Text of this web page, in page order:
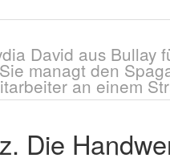
David aus Bullay
managt den
an einem
Die